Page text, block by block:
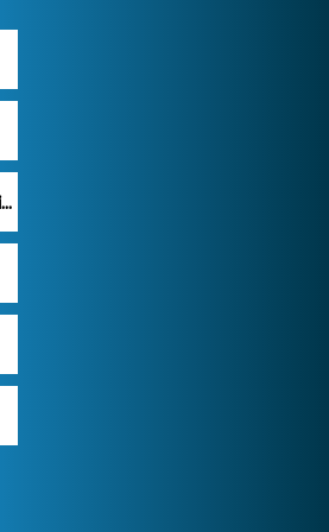
My Kingdom for the Princess Plná verze